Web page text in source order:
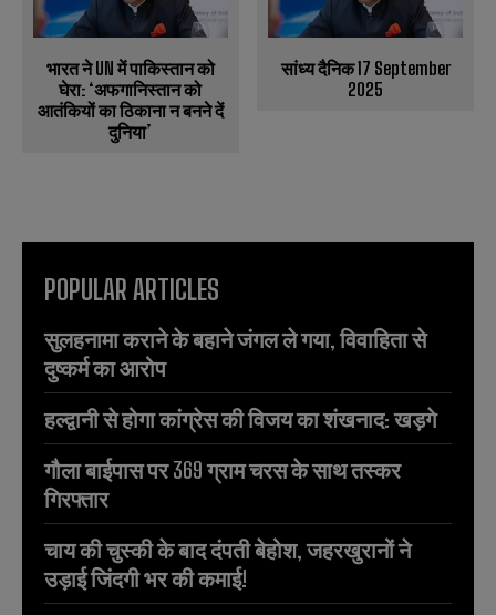
भारत ने UN में पाकिस्तान को
घेरा: ‘अफगानिस्तान को
आतंकियों का ठिकाना न बनने दें
दुनिया’
सांध्य दैनिक 17 September
2025
POPULAR ARTICLES
सुलहनामा कराने के बहाने जंगल ले गया, विवाहिता से
दुष्कर्म का आरोप
हल्द्वानी से होगा कांग्रेस की विजय का शंखनाद: खड़गे
गौला बाईपास पर 369 ग्राम चरस के साथ तस्कर
गिरफ्तार
चाय की चुस्की के बाद दंपती बेहोश, जहरखुरानों ने
उड़ाई जिंदगी भर की कमाई!